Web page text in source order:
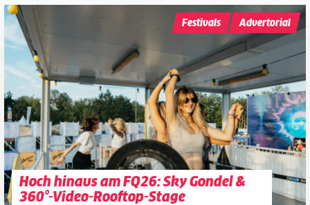
Hoch hinaus am FQ26: Sky Gondel &
360°-Video-Rooftop-Stage
Festivals Advertorial